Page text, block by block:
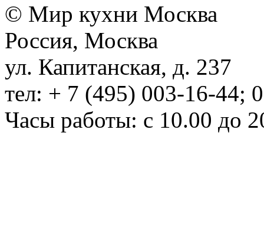
© Мир кухни Москва
Россия, Москва
ул. Капитанская, д. 237
тел: + 7 (495) 003-16-44;
Часы работы: с 10.00 до